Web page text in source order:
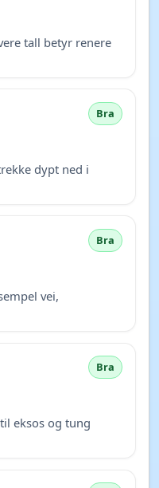
tall betyr renere
Bra
dypt ned i
Bra
vei,
Bra
eksos og tung